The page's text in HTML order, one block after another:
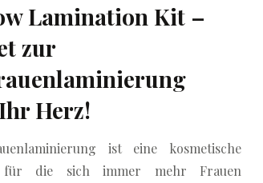
Lamination Kit –
zur
Herz!
ist eine kosmetische
für die sich immer mehr Frauen